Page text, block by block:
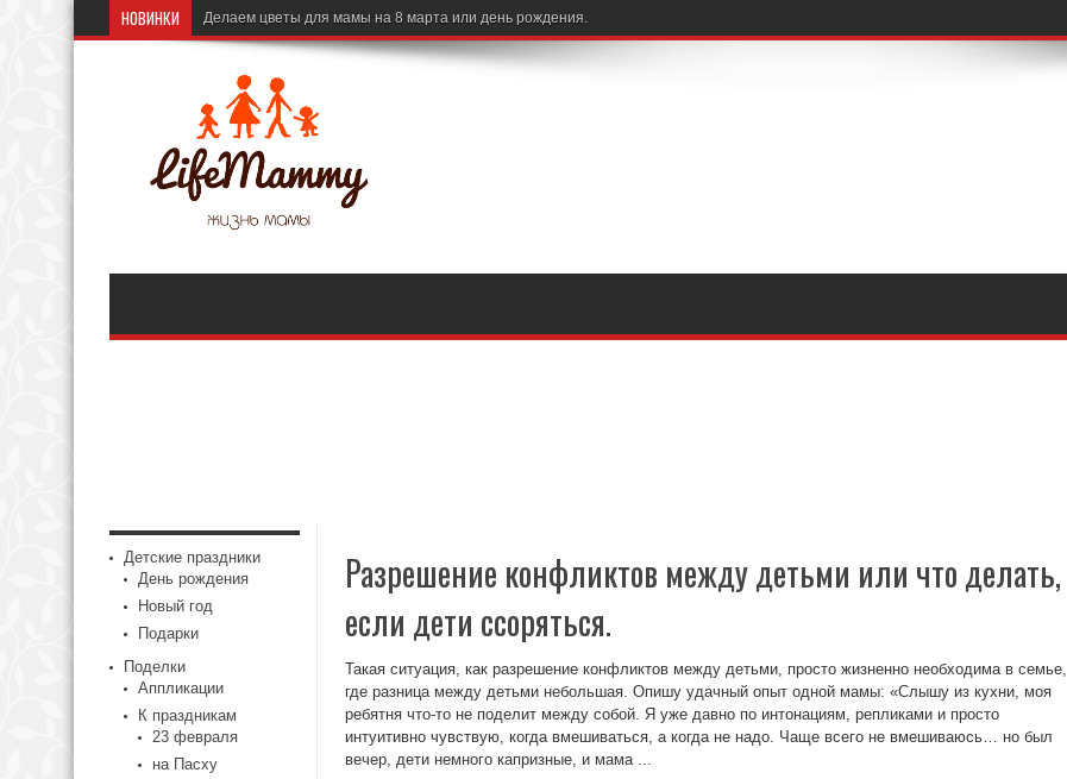
НОВИНКИ Делаем цветы для мамы на 8 марта или день рождения.
Разрешение конфликтов между детьми или что делать,
если дети ссоряться.
Такая ситуация, как разрешение конфликтов между детьми, просто жизненно необходима в семье,
где разница между детьми небольшая. Опишу удачный опыт одной мамы: «Слышу из кухни, моя
ребятня что-то не поделит между собой. Я уже давно по интонациям, репликами и просто
интуитивно чувствую, когда вмешиваться, а когда не надо. Чаще всего не вмешиваюсь… но был
вечер, дети немного капризные, и мама ...
Детские праздники
День рождения
Новый год
Подарки
Поделки
Аппликации
К праздникам
23 февраля
на Пасху